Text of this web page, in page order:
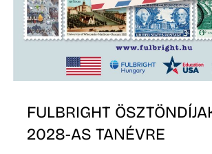
FULBRIGHT
2028-AS TANÉVRE